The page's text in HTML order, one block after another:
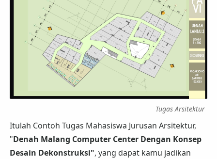
Tugas Arsitektur
Itulah Contoh Tugas Mahasiswa Jurusan Arsitektur,
"Denah Malang Computer Center Dengan Konsep
Desain Dekonstruksi", yang dapat kamu jadikan